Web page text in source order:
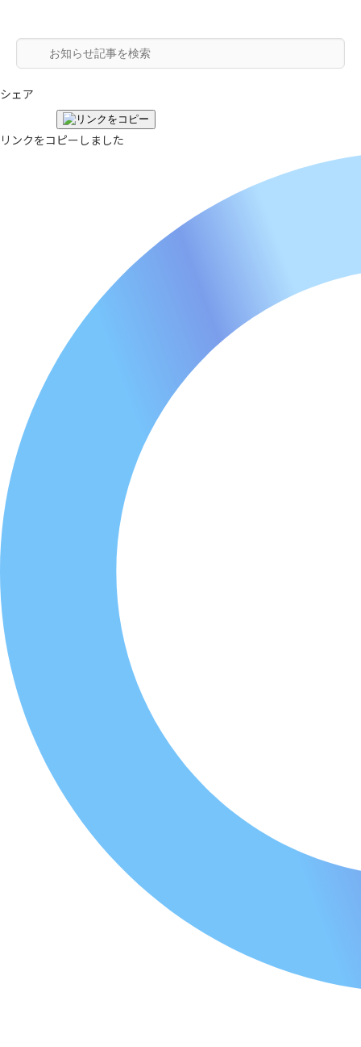
シェア
リンクをコピーしました